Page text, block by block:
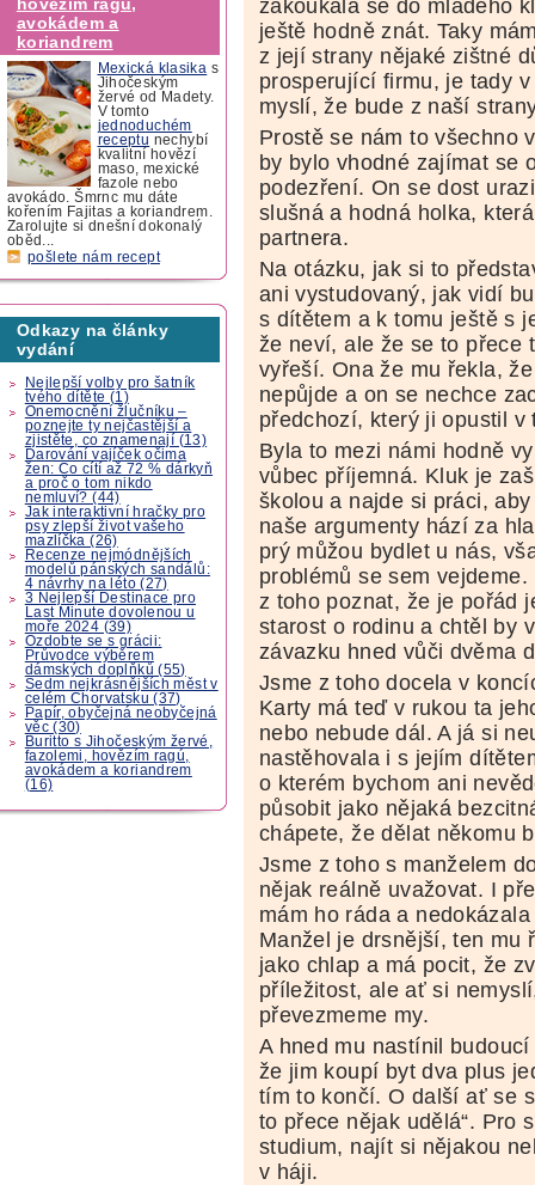
avokádem a
koriandrem
Mexická klasika s
Jihočeským
žervé od Madety.
V tomto
jednoduchém
receptu nechybí
kvalitní hovězí
maso, mexické
fazole nebo
avokádo. Šmrnc mu dáte
kořením Fajitas a koriandrem.
Zarolujte si dnešní dokonalý
oběd...
pošlete nám recept
Odkazy na články
vydání
Nejlepší volby pro šatník
tvého dítěte (1)
Onemocnění žlučníku –
poznejte ty nejčastější a
zjistěte, co znamenají (13)
Darování vajíček očima
žen: Co cítí až 72 % dárkyň
a proč o tom nikdo
nemluví? (44)
Jak interaktivní hračky pro
psy zlepší život vašeho
mazlíčka (26)
Recenze nejmódnějších
modelů pánských sandálů:
4 návrhy na léto (27)
3 Nejlepší Destinace pro
Last Minute dovolenou u
moře 2024 (39)
Ozdobte se s grácii:
Průvodce výběrem
dámských doplňků (55)
Sedm nejkrásnějších měst v
celém Chorvatsku (37)
Papír, obyčejná neobyčejná
věc (30)
Buritto s Jihočeským žervé,
fazolemi, hovězím ragú,
avokádem a koriandrem
(16)
zakoukala se do mladého
ještě hodně znát. Taky
z její strany nějaké zištné
prosperující firmu, je tady
myslí, že bude z naší
Prostě se nám to všechno
by bylo vhodné zajímat se
podezření. On se dost
slušná a hodná holka,
partnera.
Na otázku, jak si to
ani vystudovaný, jak vidí
s dítětem a k tomu ještě s
že neví, ale že se to přece
vyřeší. Ona že mu řekla,
nepůjde a on se nechce
předchozí, který ji opustil v
Byla to mezi námi hodně
vůbec příjemná. Kluk je
školou a najde si práci,
naše argumenty hází za
prý můžou bydlet u nás,
problémů se sem
z toho poznat, že je pořád
starost o rodinu a chtěl by
závazku hned vůči dvěma
Jsme z toho docela v
Karty má teď v rukou ta
nebo nebude dál. A já si
nastěhovala i s jejím
o kterém bychom ani
působit jako nějaká
chápete, že dělat někomu
Jsme z toho s manželem
nějak reálně uvažovat. I
mám ho ráda a
Manžel je drsnější, ten mu
jako chlap a má pocit, že
příležitost, ale ať si
převezmeme my.
A hned mu nastínil
že jim koupí byt dva plus
tím to končí. O další ať se
to přece nějak udělá“. Pro
studium, najít si nějakou
v háji.